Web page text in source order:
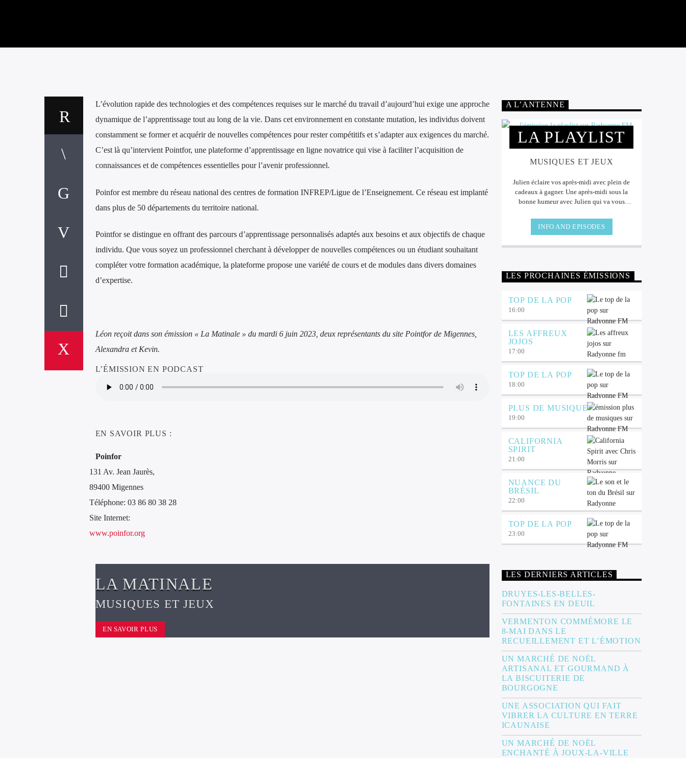
L’évolution rapide des technologies et des compétences requises sur le marché du travail d’aujourd’hui exige une approche
dynamique de l’apprentissage tout au long de la vie. Dans cet environnement en constante mutation, les individus doivent
constamment se former et acquérir de nouvelles compétences pour rester compétitifs et s’adapter aux exigences du marché.
C’est là qu’intervient Pointfor, une plateforme d’apprentissage en ligne novatrice qui vise à faciliter l’acquisition de
connaissances et de compétences essentielles pour l’avenir professionnel.
Poinfor est membre du réseau national des centres de formation INFREP/Ligue de l’Enseignement. Ce réseau est implanté
dans plus de 50 départements du territoire national.
Pointfor se distingue en offrant des parcours d’apprentissage personnalisés adaptés aux besoins et aux objectifs de chaque
individu. Que vous soyez un professionnel cherchant à développer de nouvelles compétences ou un étudiant souhaitant
compléter votre formation académique, la plateforme propose une variété de cours et de modules dans divers domaines
d’expertise.
Léon reçoit dans son émission « La Matinale » du mardi 6 juin 2023, deux représentants du site Pointfor de Migennes,
Alexandra et Kevin.
L’ÉMISSION EN PODCAST
EN SAVOIR PLUS :
Poinfor
131 Av. Jean Jaurès,
89400 Migennes
Téléphone: 03 86 80 38 28
Site Internet:
www.poinfor.org
LA MATINALE
MUSIQUES ET JEUX
EN SAVOIR PLUS
A L’ANTENNE
LA PLAYLIST
MUSIQUES ET JEUX
Julien éclaire vos après-midi avec plein de
cadeaux à gagner. Une après-midi sous la
bonne humeur avec Julien qui va vous
vous allez apprécier. Sans oublier les
cadeaux à gagner à l'antenne.
INFO AND EPISODES
LES PROCHAINES ÉMISSIONS
TOP DE LA POP
16:00
LES AFFREUX
JOJOS
17:00
TOP DE LA POP
18:00
PLUS DE MUSIQUE
19:00
CALIFORNIA
SPIRIT
21:00
NUANCE DU
BRÉSIL
22:00
TOP DE LA POP
23:00
LES DERNIERS ARTICLES
DRUYES-LES-BELLES-
FONTAINES EN DEUIL
VERMENTON COMMÉMORE LE
8-MAI DANS LE
RECUEILLEMENT ET L’ÉMOTION
UN MARCHÉ DE NOËL
ARTISANAL ET GOURMAND À
LA BISCUITERIE DE
BOURGOGNE
UNE ASSOCIATION QUI FAIT
VIBRER LA CULTURE EN TERRE
ICAUNAISE
UN MARCHÉ DE NOËL
ENCHANTÉ À JOUX-LA-VILLE